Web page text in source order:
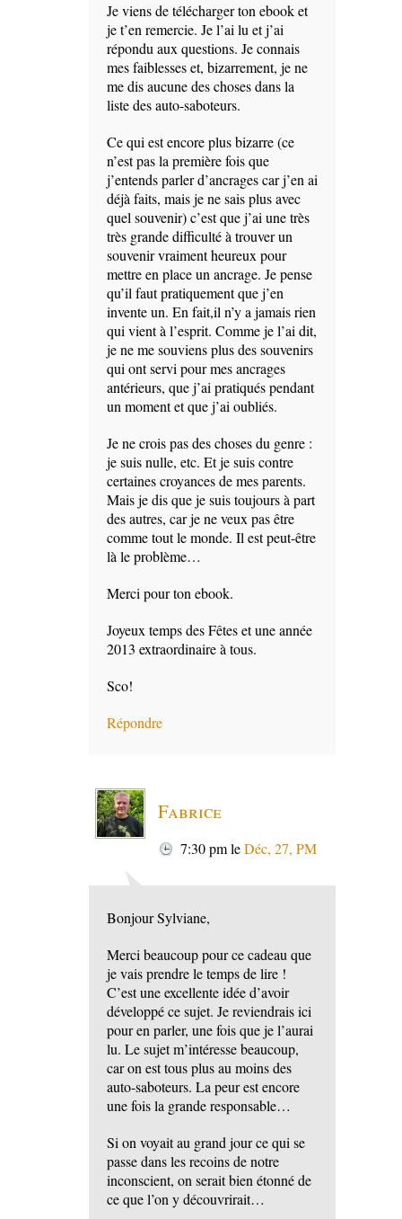
Je viens de télécharger ton ebook et
je t’en remercie. Je l’ai lu et j’ai
répondu aux questions. Je connais
mes faiblesses et, bizarrement, je ne
me dis aucune des choses dans la
liste des auto-saboteurs.
Ce qui est encore plus bizarre (ce
n’est pas la première fois que
j’entends parler d’ancrages car j’en ai
déjà faits, mais je ne sais plus avec
quel souvenir) c’est que j’ai une très
très grande difficulté à trouver un
souvenir vraiment heureux pour
mettre en place un ancrage. Je pense
qu’il faut pratiquement que j’en
invente un. En fait,il n’y a jamais rien
qui vient à l’esprit. Comme je l’ai dit,
je ne me souviens plus des souvenirs
qui ont servi pour mes ancrages
antérieurs, que j’ai pratiqués pendant
un moment et que j’ai oubliés.
Je ne crois pas des choses du genre :
je suis nulle, etc. Et je suis contre
certaines croyances de mes parents.
Mais je dis que je suis toujours à part
des autres, car je ne veux pas être
comme tout le monde. Il est peut-être
là le problème…
Merci pour ton ebook.
Joyeux temps des Fêtes et une année
2013 extraordinaire à tous.
Sco!
Répondre
Fabrice
7:30 pmleDéc, 27, PM
Bonjour Sylviane,
Merci beaucoup pour ce cadeau que
je vais prendre le temps de lire !
C’est une excellente idée d’avoir
développé ce sujet. Je reviendrais ici
pour en parler, une fois que je l’aurai
lu. Le sujet m’intéresse beaucoup,
car on est tous plus au moins des
auto-saboteurs. La peur est encore
une fois la grande responsable…
Si on voyait au grand jour ce qui se
passe dans les recoins de notre
inconscient, on serait bien étonné de
ce que l’on y découvrirait…